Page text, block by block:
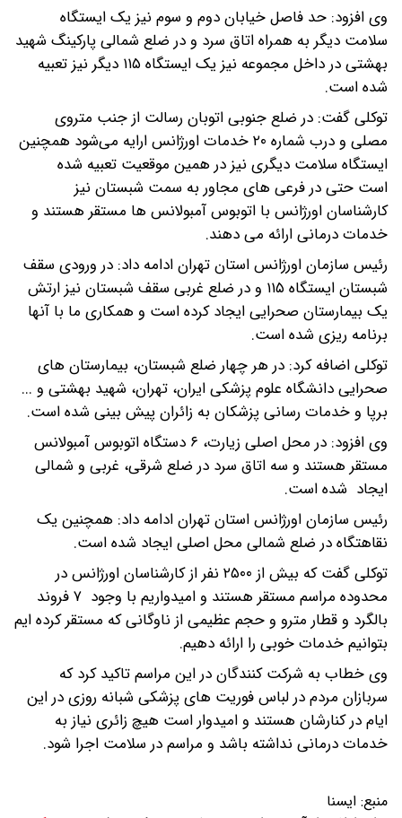
وی افزود: حد فاصل خیابان دوم و سوم نیز یک ایستگاه
سلامت دیگر به همراه اتاق سرد و در ضلع شمالی پارکینگ شهید
بهشتی در داخل مجموعه نیز یک ایستگاه ۱۱۵ دیگر نیز تعبیه
شده است.
توکلی گفت: در ضلع جنوبی اتوبان رسالت از جنب متروی
مصلی و درب شماره ۲۰ خدمات اورژانس ارایه می‌شود همچنین
ایستگاه سلامت دیگری نیز در همین موقعیت تعبیه شده
است حتی در فرعی های مجاور به سمت شبستان نیز
کارشناسان اورژانس با اتوبوس آمبولانس ها مستقر هستند و
خدمات درمانی ارائه می دهند.
رئیس سازمان اورژانس استان تهران ادامه داد: در ورودی سقف
شبستان ایستگاه ۱۱۵ و در ضلع غربی سقف شبستان نیز ارتش
یک بیمارستان صحرایی ایجاد کرده است و همکاری ما با آنها
برنامه ریزی شده است.
توکلی اضافه کرد: در هر چهار ضلع شبستان، بیمارستان های
صحرایی دانشگاه علوم پزشکی ایران، تهران، شهید بهشتی و ...
برپا و خدمات رسانی پزشکان به زائران پیش بینی شده است.
وی افزود: در محل اصلی زیارت، ۶ دستگاه اتوبوس آمبولانس
مستقر هستند و سه اتاق سرد در ضلع شرقی، غربی و شمالی
ایجاد شده است.
رئیس سازمان اورژانس استان تهران ادامه داد: همچنین یک
نقاهتگاه در ضلع شمالی محل اصلی ایجاد شده است.
توکلی گفت که بیش از ۲۵۰۰ نفر از کارشناسان اورژانس در
محدوده مراسم مستقر هستند و امیدواریم با وجود ۷ فروند
بالگرد و قطار مترو و حجم عظیمی از ناوگانی که مستقر کرده ایم
بتوانیم خدمات خوبی را ارائه دهیم.
وی خطاب به شرکت کنندگان در این مراسم تاکید کرد که
سربازان مردم در لباس فوریت های پزشکی شبانه روزی در این
ایام در کنارشان هستند و امیدوار است هیچ زائری نیاز به
خدمات درمانی نداشته باشد و مراسم در سلامت اجرا شود.
منبع: ايسنا